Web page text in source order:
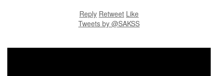
Reply Retweet Like
Tweets by @SAKSS